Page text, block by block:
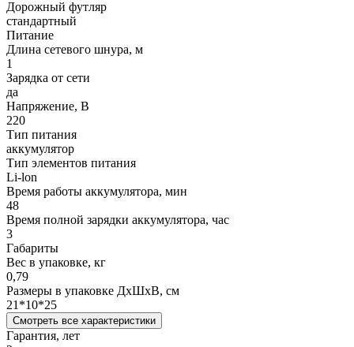
Дорожный футляр
стандартный
Питание
Длина сетевого шнура, м
1
Зарядка от сети
да
Напряжение, В
220
Тип питания
аккумулятор
Тип элементов питания
Li-lon
Время работы аккумулятора, мин
48
Время полной зарядки аккумулятора, час
3
Габариты
Вес в упаковке, кг
0,79
Размеры в упаковке ДxШxВ, см
21*10*25
Смотреть все характеристики
Гарантия, лет